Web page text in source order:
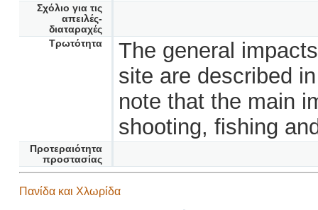
Σχόλιο για τις
απειλές-
διαταραχές
Τρωτότητα
The general
site are described
note that the main
shooting, fishing
Προτεραιότητα
προστασίας
Πανίδα και Χλωρίδα